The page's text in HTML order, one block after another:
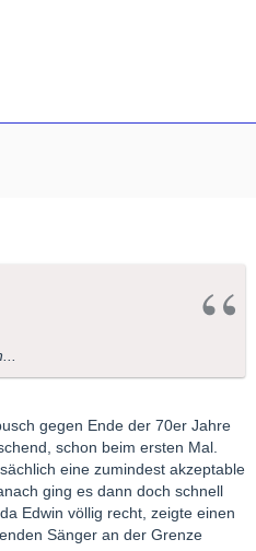
gegen Ende der 70er Jahre
schon beim ersten Mal.
eine zumindest akzeptable
ging es dann doch schnell
Edwin völlig recht, zeigte einen
Sänger an der Grenze